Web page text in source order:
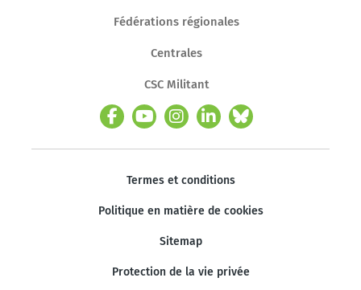
Fédérations régionales
Centrales
CSC Militant
Termes et conditions
Politique en matière de cookies
Sitemap
Protection de la vie privée